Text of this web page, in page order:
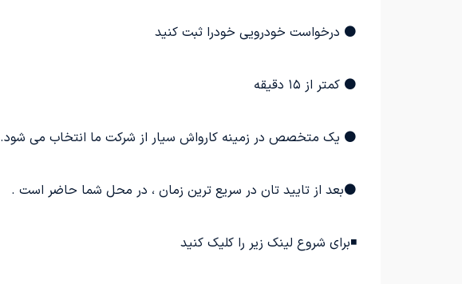
⚫ درخواست خودرویی خودرا ثبت کنید
⚫ کمتر از ۱۵ دقیقه
⚫ یک متخصص در زمینه کارواش سیار از شرکت ما انتخاب می شود.
⚫بعد از تایید تان در سریع ترین زمان ، در محل شما حاضر است .
◾برای شروع لینک زیر را کلیک کنید